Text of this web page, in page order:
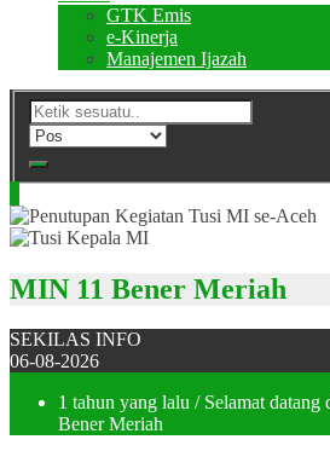
GTK Emis
e-Kinerja
Manajemen Ijazah
MIN 11 Bener Meriah
SEKILAS INFO
06-08-2026
1 tahun yang lalu / Selamat
Bener Meriah